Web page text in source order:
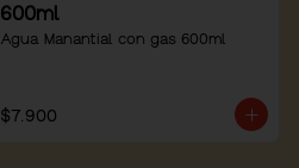
600ml
Agua Manantial con gas 600ml
$7.900